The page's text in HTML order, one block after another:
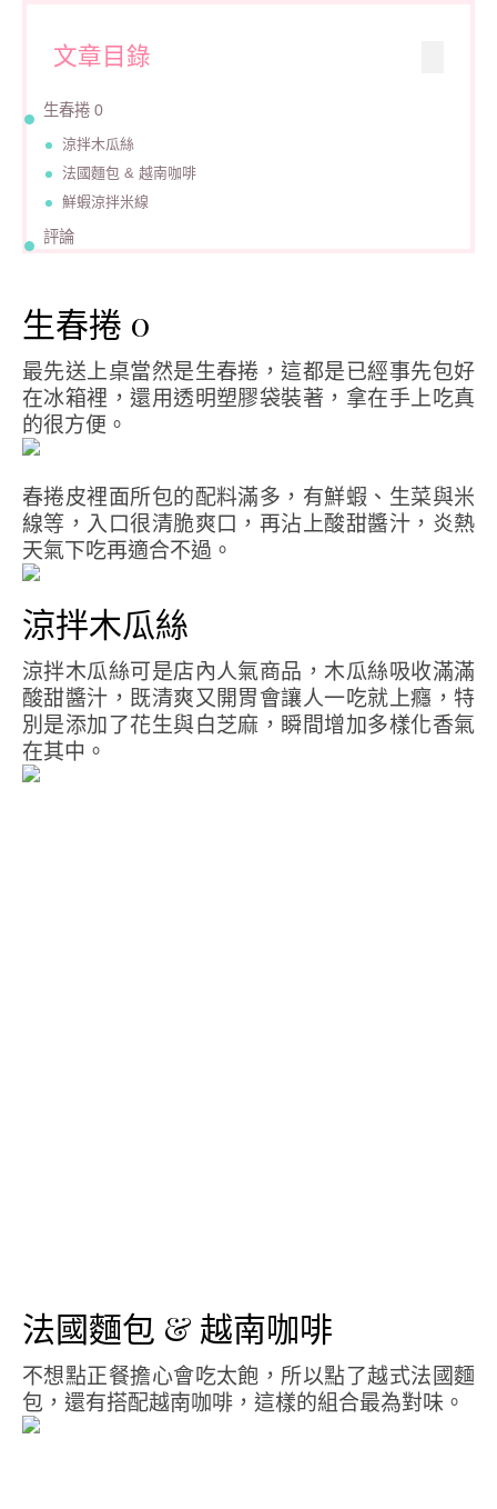
文章目錄
生春捲 0
涼拌木瓜絲
法國麵包 & 越南咖啡
鮮蝦涼拌米線
評論
生春捲 0
最先送上桌當然是生春捲，這都是已經事先包好
在冰箱裡，還用透明塑膠袋裝著，拿在手上吃真
的很方便。
春捲皮裡面所包的配料滿多，有鮮蝦、生菜與米
線等，入口很清脆爽口，再沾上酸甜醬汁，炎熱
天氣下吃再適合不過。
涼拌木瓜絲
涼拌木瓜絲可是店內人氣商品，木瓜絲吸收滿滿
酸甜醬汁，既清爽又開胃會讓人一吃就上癮，特
別是添加了花生與白芝麻，瞬間增加多樣化香氣
在其中。
法國麵包 & 越南咖啡
不想點正餐擔心會吃太飽，所以點了越式法國麵
包，還有搭配越南咖啡，這樣的組合最為對味。